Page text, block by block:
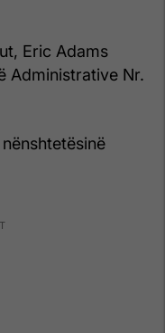
Eric Adams
Administrative Nr.